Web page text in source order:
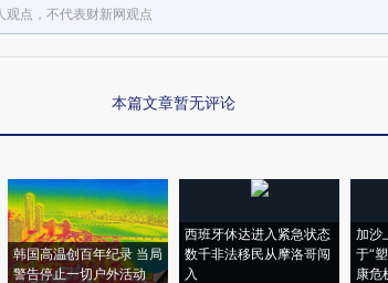
观点，不代表财新网观点
本篇文章暂无评论
韩国高温创百年纪录 当局
警告停止一切户外活动
西班牙休达进入紧急状态
数千非法移民从摩洛哥闯
入
加沙
于“
康危